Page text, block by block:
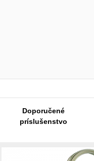
Doporučené
príslušenstvo